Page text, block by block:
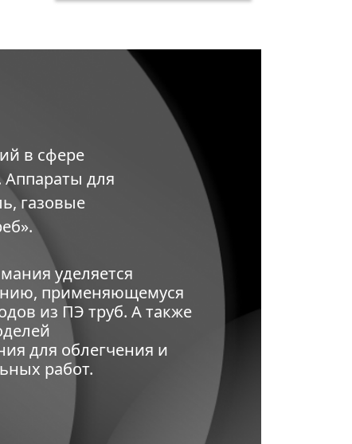
в сфере
для
газовые
уделяется
применяющемуся
из ПЭ труб. А также
для облегчения и
работ.